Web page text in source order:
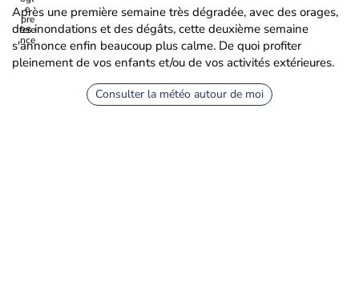
Après une première semaine très dégradée, avec des orages,
des inondations et des dégâts, cette deuxième semaine
s'annonce enfin beaucoup plus calme. De quoi profiter
pleinement de vos enfants et/ou de vos activités extérieures.
Consulter la météo autour de moi